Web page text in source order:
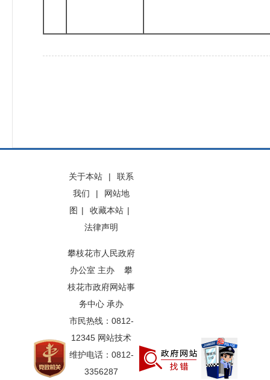
关于本站 |
联系
我们
|
网站地
图 | 收藏本站 |
法律声明
攀枝花市人民政府
办公室 主办 攀
枝花市政府网站事
务中心 承办
市民热线：0812-
12345 网站技术
维护电话：0812-
3356287